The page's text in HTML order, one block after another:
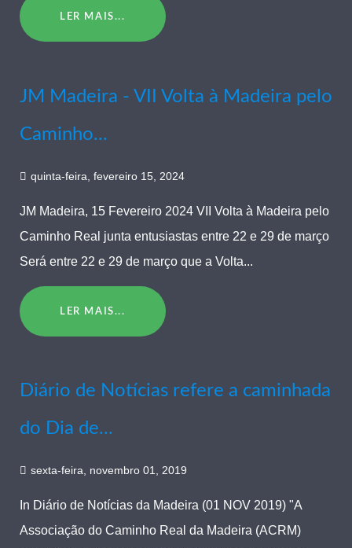
LER MAIS...
JM Madeira - VII Volta à Madeira pelo
Caminho...
quinta-feira, fevereiro 15, 2024
JM Madeira, 15 Fevereiro 2024 VII Volta à Madeira pelo
Caminho Real junta entusiastas entre 22 e 29 de março
Será entre 22 e 29 de março que a Volta...
LER MAIS...
Diário de Notícias refere a caminhada
do Dia de...
sexta-feira, novembro 01, 2019
In Diário de Notícias da Madeira (01 NOV 2019) "A
Associação do Caminho Real da Madeira (ACRM)